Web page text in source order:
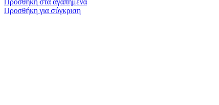
Προσθήκη για σύγκριση